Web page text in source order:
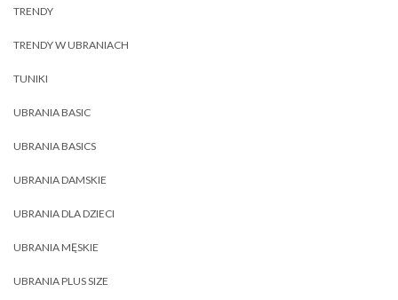
TRENDY
TRENDY W UBRANIACH
TUNIKI
UBRANIA BASIC
UBRANIA BASICS
UBRANIA DAMSKIE
UBRANIA DLA DZIECI
UBRANIA MĘSKIE
UBRANIA PLUS SIZE